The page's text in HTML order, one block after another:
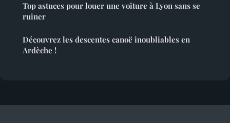
Top astuces pour louer une voiture à Lyon sans se
ruiner
Découvrez les descentes canoë inoubliables en
Ardèche !